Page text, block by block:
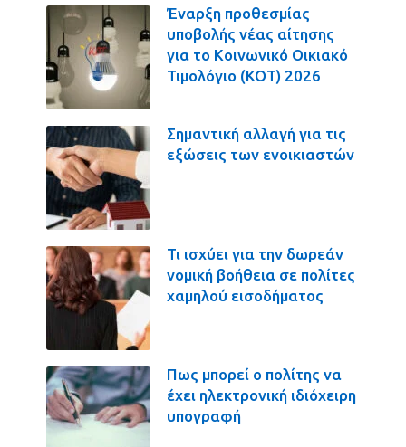
Έναρξη προθεσμίας
υποβολής νέας αίτησης
για το Κοινωνικό Οικιακό
Τιμολόγιο (ΚΟΤ) 2026
Σημαντική αλλαγή για τις
εξώσεις των ενοικιαστών
Τι ισχύει για την δωρεάν
νομική βοήθεια σε πολίτες
χαμηλού εισοδήματος
Πως μπορεί ο πολίτης να
έχει ηλεκτρονική ιδιόχειρη
υπογραφή